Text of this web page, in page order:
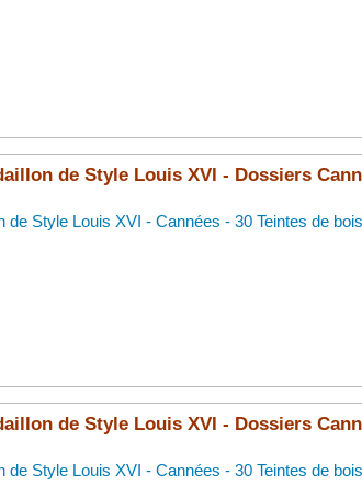
de Style Louis XVI - Dossiers
de Style Louis XVI - Cannées - 30 Teintes de bois
de Style Louis XVI - Dossiers
de Style Louis XVI - Cannées - 30 Teintes de bois